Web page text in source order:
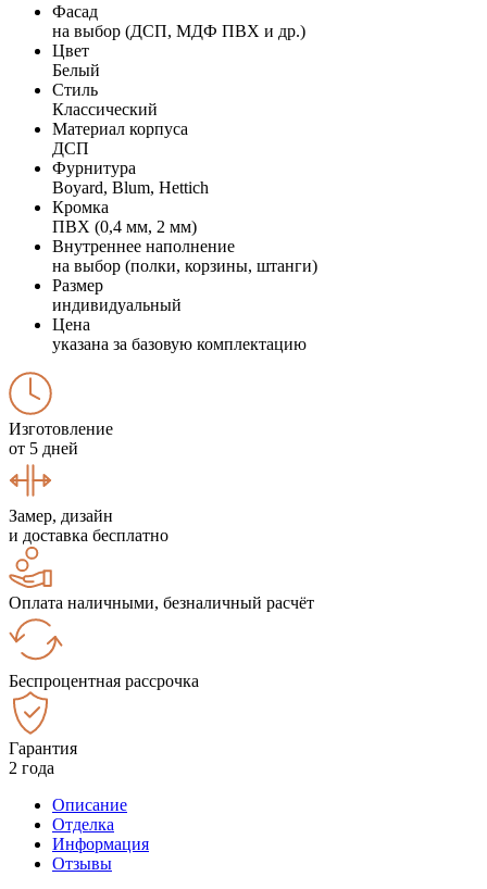
Фасад
на выбор (ДСП, МДФ ПВХ и др.)
Цвет
Белый
Стиль
Классический
Материал корпуса
ДСП
Фурнитура
Boyard, Blum, Hettich
Кромка
ПВХ (0,4 мм, 2 мм)
Внутреннее наполнение
на выбор (полки, корзины, штанги)
Размер
индивидуальный
Цена
указана за базовую комплектацию
Изготовление
от 5 дней
Замер, дизайн
и доставка бесплатно
Оплата наличными, безналичный расчёт
Беспроцентная рассрочка
Гарантия
2 года
Описание
Отделка
Информация
Отзывы